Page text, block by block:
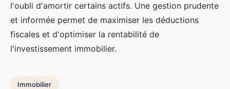
l'oubli d'amortir certains actifs. Une gestion prudente
et informée permet de maximiser les déductions
fiscales et d'optimiser la rentabilité de
l'investissement immobilier.
Immobilier